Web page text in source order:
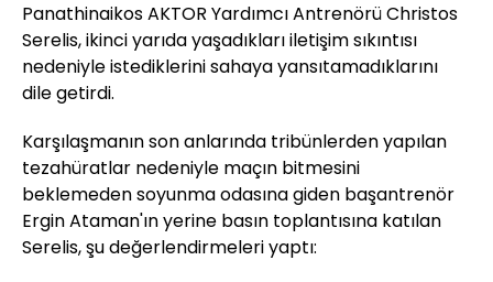
Panathinaikos AKTOR Yardımcı Antrenörü Christos
Serelis, ikinci yarıda yaşadıkları iletişim sıkıntısı
nedeniyle istediklerini sahaya yansıtamadıklarını
dile getirdi.
Karşılaşmanın son anlarında tribünlerden yapılan
tezahüratlar nedeniyle maçın bitmesini
beklemeden soyunma odasına giden başantrenör
Ergin Ataman'ın yerine basın toplantısına katılan
Serelis, şu değerlendirmeleri yaptı: